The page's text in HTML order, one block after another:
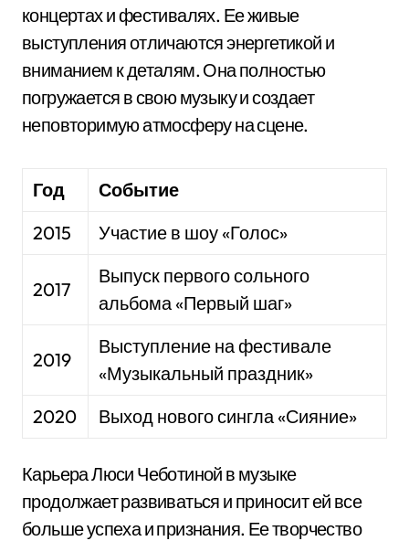
концертах и фестивалях. Ее живые
выступления отличаются энергетикой и
вниманием к деталям. Она полностью
погружается в свою музыку и создает
неповторимую атмосферу на сцене.
Год
Событие
2015
Участие в шоу «Голос»
2017
Выпуск первого сольного
альбома «Первый шаг»
2019
Выступление на фестивале
«Музыкальный праздник»
2020
Выход нового сингла «Сияние»
Карьера Люси Чеботиной в музыке
продолжает развиваться и приносит ей все
больше успеха и признания. Ее творчество